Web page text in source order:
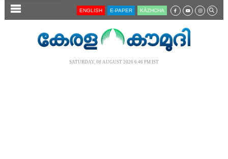
SECTIONS ENGLISH E-PAPER KĀZHCHA
SATURDAY, 08 AUGUST 2026 6.46 PM IST